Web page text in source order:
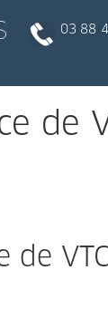
03 88
de
de